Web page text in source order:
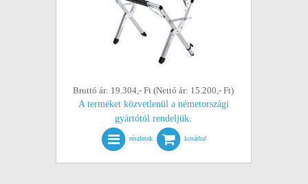
Bruttó ár: 19.304,- Ft (Nettó ár: 15.200,- Ft)
A terméket közvetlenül a németországi
gyártótól rendeljük.
részletek kosárba!